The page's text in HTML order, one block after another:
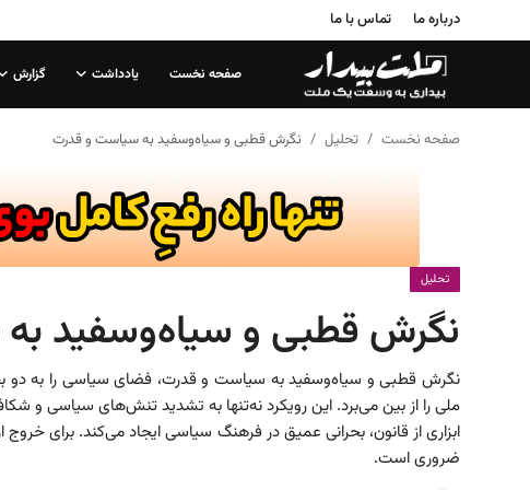
درباره ما تماس با ما
صفحه نخست یادداشت گزارش
صفحه نخست
سیاست
صفحه نخست تحلیل نگرش قطبی و سیاه‌وسفید به سیاست و قدرت
تحلیل
نگرش قطبی و سیاه‌وسفید
نگرش قطبی و سیاه‌وسفید به سیاست و قدرت، فضای سیاسی را به دو
ملی را از بین می‌برد. این رویکرد نه‌تنها به تشدید تنش‌های سیاسی و
ابزاری از قانون، بحرانی عمیق در فرهنگ سیاسی ایجاد می‌کند. برای
ضروری است.